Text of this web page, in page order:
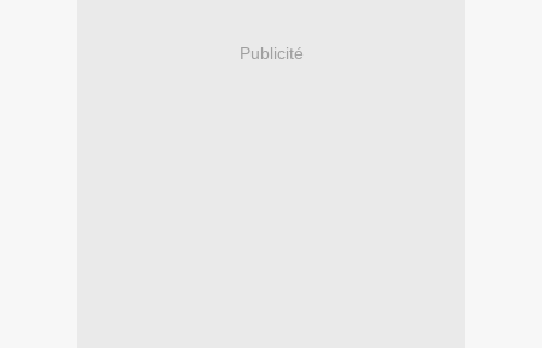
Publicité